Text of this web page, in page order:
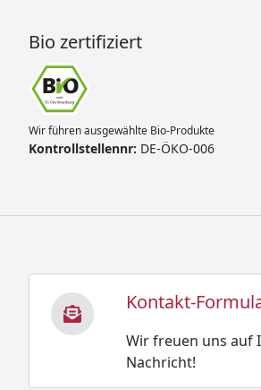
Bio zertifiziert
Wir führen ausgewählte Bio-Produkte
Kontrollstellennr: DE-ÖKO-006
Kontakt-
Wir freuen uns auf
Nachricht!